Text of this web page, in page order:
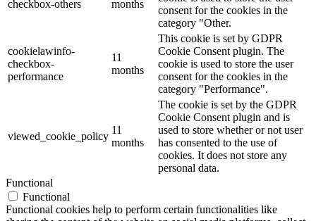
checkbox-others months
consent for the cookies in the
category "Other.
cookielawinfo-
checkbox-
performance
11
months
This cookie is set by GDPR
Cookie Consent plugin. The
cookie is used to store the user
consent for the cookies in the
category "Performance".
viewed_cookie_policy
11
months
The cookie is set by the GDPR
Cookie Consent plugin and is
used to store whether or not user
has consented to the use of
cookies. It does not store any
personal data.
Functional
Functional
Functional cookies help to perform certain functionalities like